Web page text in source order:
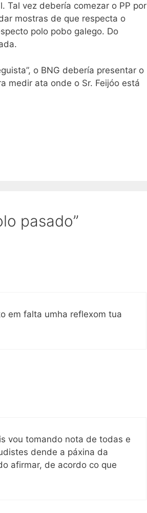
Tal vez debería comezar o PP por
mostras de que respecta o
polo pobo galego. Do
o BNG debería presentar o
medir ata onde o Sr. Feijóo está
pasado”
em falta umha reflexom tua
vou tomando nota de todas e
dende a páxina da
afirmar, de acordo co que